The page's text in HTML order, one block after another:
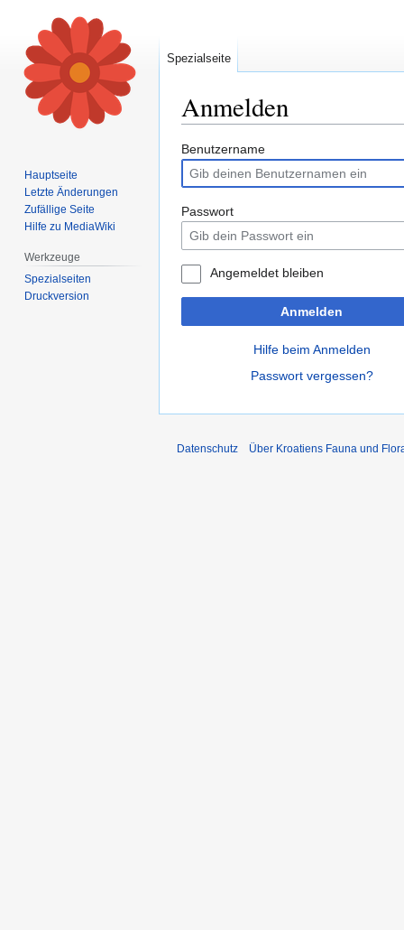
Anmelden
Zur
Navigation
springen
Zur
Suche
springen
Benutzername
Passwort
Angemeldet bleiben
Anmelden
Hilfe beim Anmelden
Passwort vergessen?
Spezialseite
Hauptseite
Letzte Änderungen
Zufällige Seite
Hilfe zu MediaWiki
Werkzeuge
Spezialseiten
Druckversion
Datenschutz Über Kroatiens Fauna und